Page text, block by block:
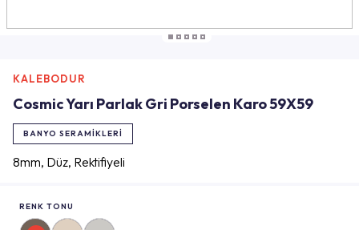
KALEBODUR
Cosmic Yarı Parlak Gri Porselen Karo 59X59
BANYO SERAMIKLERI
8mm, Düz, Rektifiyeli
RENK TONU